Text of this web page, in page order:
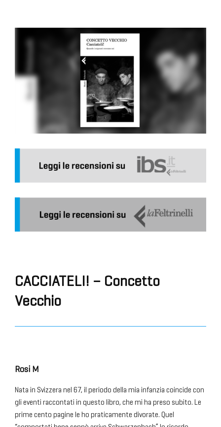
CACCIATELI! – Concetto
Vecchio
Rosi M
Nata in Svizzera nel 67, il periodo della mia infanzia coincide con
gli eventi raccontati in questo libro, che mi ha preso subito. Le
prime cento pagine le ho praticamente divorate. Quel